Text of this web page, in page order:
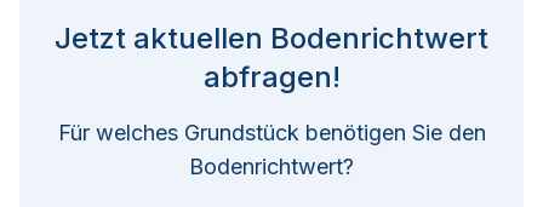
Jetzt aktuellen Bodenrichtwert
abfragen!
Für welches Grundstück benötigen Sie den
Bodenrichtwert?